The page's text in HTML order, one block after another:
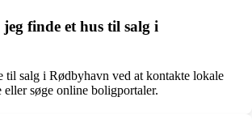
finde et hus til salg i
til salg i Rødbyhavn ved at kontakte lokale
søge online boligportaler.